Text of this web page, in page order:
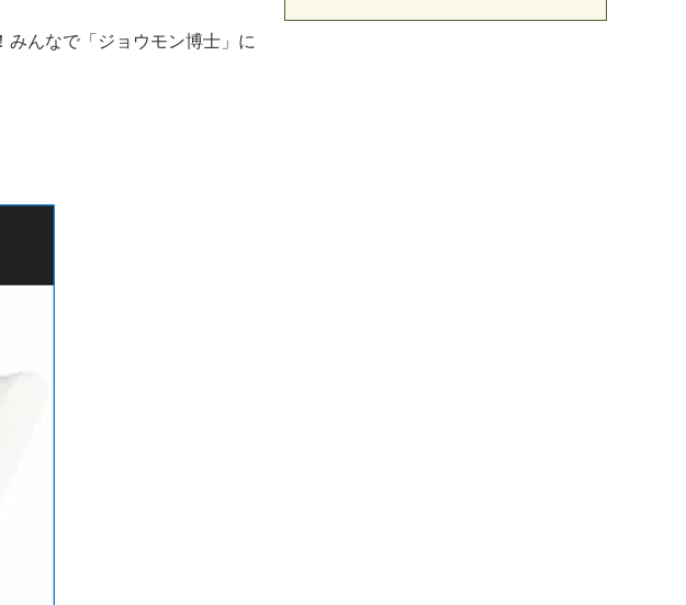
みんなで「ジョウモン博士」に